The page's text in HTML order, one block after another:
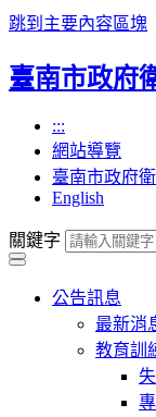
跳到主要內容區塊
臺南市政府
:::
網站導覽
臺南市政府
English
關鍵字
公告訊息
最新消
教育訓